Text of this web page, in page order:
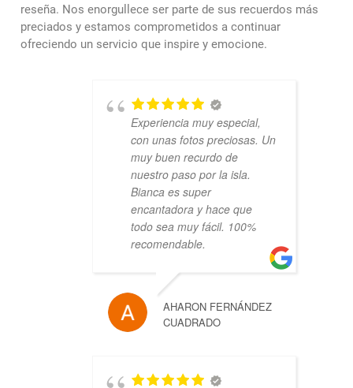
reseña. Nos enorgullece ser parte de sus recuerdos más
preciados y estamos comprometidos a continuar
ofreciendo un servicio que inspire y emocione.
Experiencia muy especial,
con unas fotos preciosas. Un
muy buen recurdo de
nuestro paso por la isla.
Bianca es super
encantadora y hace que
todo sea muy fácil. 100%
recomendable.
AHARON FERNÁNDEZ
CUADRADO